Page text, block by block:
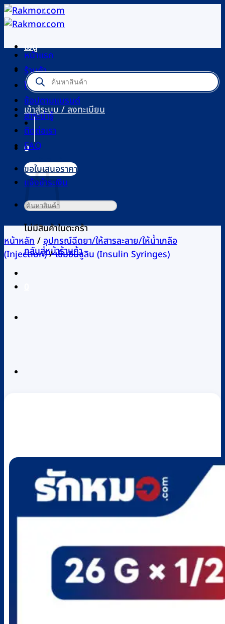
ข้าม
ไป
เนื้อหาเมนู
Products
search
เข้าสู่ระบบ / ลงทะเบียน
0
ตะกร้าสินค้า
ไม่มีสินค้าในตะกร้า
กลับสู่หน้าร้านค้า
หน้าแรก
ร้านค้า
โปรโมชัน
ช้อปตามแบรนด์
สาระน่ารู้
ติดต่อเรา
FAQ
ขอใบเสนอราคา
แจ้งชำระเงิน
ค้นหา:
หน้าหลัก/อุปกรณ์ฉีดยา/ให้สารละลาย/ให้น้ำเกลือ
(Injection)/เข็มอินซูลิน (Insulin Syringes)